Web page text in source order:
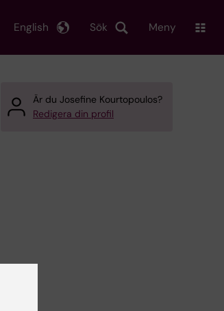
Sök
English Meny
Är du Josefine Kourtopoulos?
Redigera din profil